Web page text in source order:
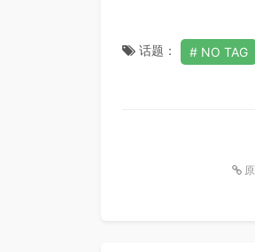
话题： NO TAG